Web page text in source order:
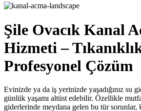
Şile Ovacık Kanal
Hizmeti –
Profesyonel Çözüm
Evinizde ya da iş yerinizde yaşadığınız su
günlük yaşamı altüst edebilir. Özellikle
giderlerinde meydana gelen bu tür sorunlar,